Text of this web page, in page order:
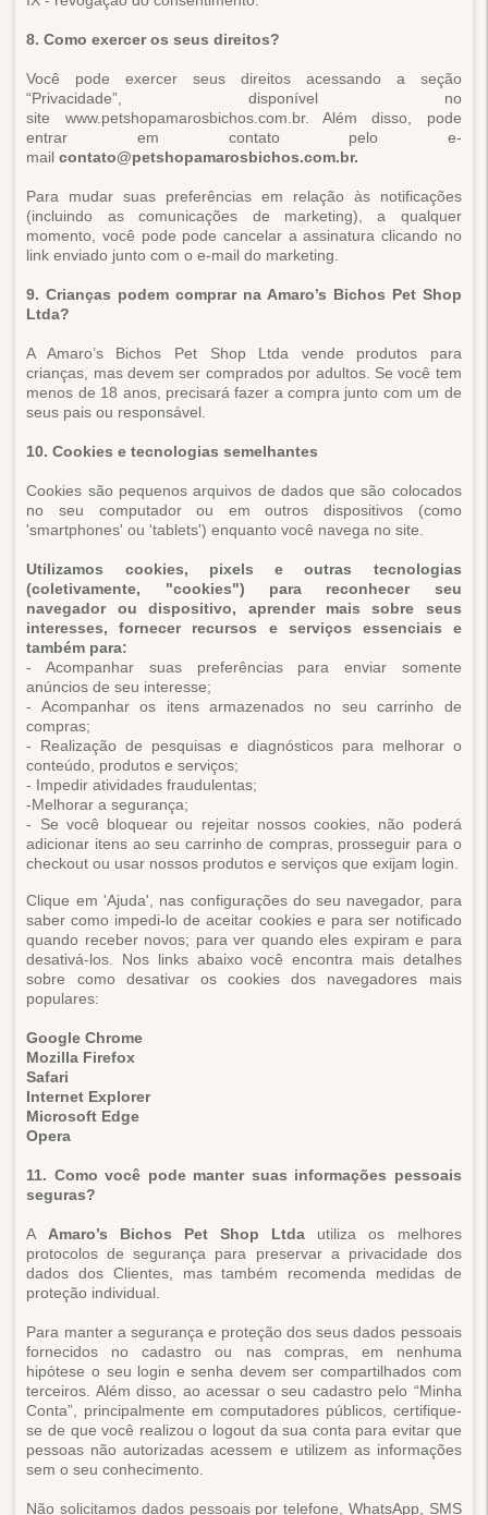
8. Como exercer os seus direitos?
Você pode exercer seus direitos acessando a seção
“Privacidade”, disponível no
site www.petshopamarosbichos.com.br. Além disso, pode
entrar em contato pelo e-
mailcontato@petshopamarosbichos.com.br.
Para mudar suas preferências em relação às notificações
(incluindo as comunicações de marketing), a qualquer
momento, você pode pode cancelar a assinatura clicando no
link enviado junto com o e-mail do marketing.
9. Crianças podem comprar na Amaro’s Bichos Pet Shop
Ltda?
A Amaro’s Bichos Pet Shop Ltda vende produtos para
crianças, mas devem ser comprados por adultos. Se você tem
menos de 18 anos, precisará fazer a compra junto com um de
seus pais ou responsável.
10. Cookies e tecnologias semelhantes
Cookies são pequenos arquivos de dados que são colocados
no seu computador ou em outros dispositivos (como
'smartphones' ou 'tablets') enquanto você navega no site.
Utilizamos cookies, pixels e outras tecnologias
(coletivamente, "cookies") para reconhecer seu
navegador ou dispositivo, aprender mais sobre seus
interesses, fornecer recursos e serviços essenciais e
também para:
- Acompanhar suas preferências para enviar somente
anúncios de seu interesse;
- Acompanhar os itens armazenados no seu carrinho de
compras;
- Realização de pesquisas e diagnósticos para melhorar o
conteúdo, produtos e serviços;
- Impedir atividades fraudulentas;
-Melhorar a segurança;
- Se você bloquear ou rejeitar nossos cookies, não poderá
adicionar itens ao seu carrinho de compras, prosseguir para o
checkout ou usar nossos produtos e serviços que exijam login.
Clique em 'Ajuda', nas configurações do seu navegador, para
saber como impedi-lo de aceitar cookies e para ser notificado
quando receber novos; para ver quando eles expiram e para
desativá-los. Nos links abaixo você encontra mais detalhes
sobre como desativar os cookies dos navegadores mais
populares:
Google Chrome
Mozilla Firefox
Safari
Internet Explorer
Microsoft Edge
Opera
11. Como você pode manter suas informações pessoais
seguras?
A Amaro’s Bichos Pet Shop Ltda utiliza os melhores
protocolos de segurança para preservar a privacidade dos
dados dos Clientes, mas também recomenda medidas de
proteção individual.
Para manter a segurança e proteção dos seus dados pessoais
fornecidos no cadastro ou nas compras, em nenhuma
hipótese o seu login e senha devem ser compartilhados com
terceiros. Além disso, ao acessar o seu cadastro pelo “Minha
Conta”, principalmente em computadores públicos, certifique-
se de que você realizou o logout da sua conta para evitar que
pessoas não autorizadas acessem e utilizem as informações
sem o seu conhecimento.
Não solicitamos dados pessoais por telefone, WhatsApp, SMS